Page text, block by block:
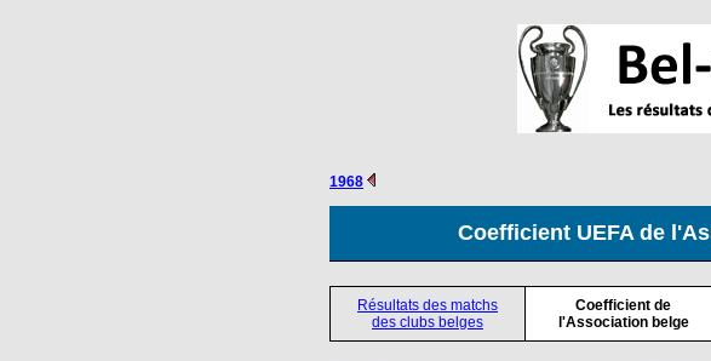
1968
Coefficient UEFA de
Résultats des matchs
des clubs belges
Coefficient de
l'Association belge